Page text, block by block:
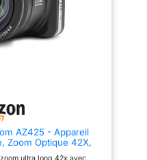
AZ425 - Appareil
Zoom Optique 42X,